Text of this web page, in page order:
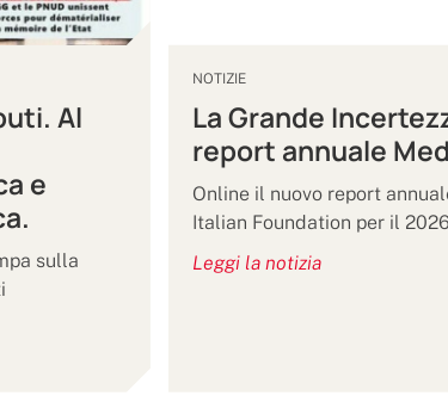
Al
e
sulla
NOTIZIE
La Grande
report annuale
Online il nuovo report
Italian Foundation per il 2026
Leggi la notizia